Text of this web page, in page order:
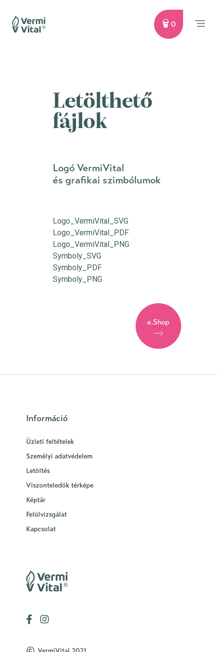
0
Letölthető
fájlok
Logó VermiVital
és grafikai szimbólumok
Logo_VermiVital_SVG
Logo_VermiVital_PDF
Logo_VermiVital_PNG
Symboly_SVG
Symboly_PDF
Symboly_PNG
e.Shop
Információ
Üzleti feltételek
Személyi adatvédelem
Letöltés
Viszonteledók térképe
Képtár
Felülvizsgálat
Kapcsolat